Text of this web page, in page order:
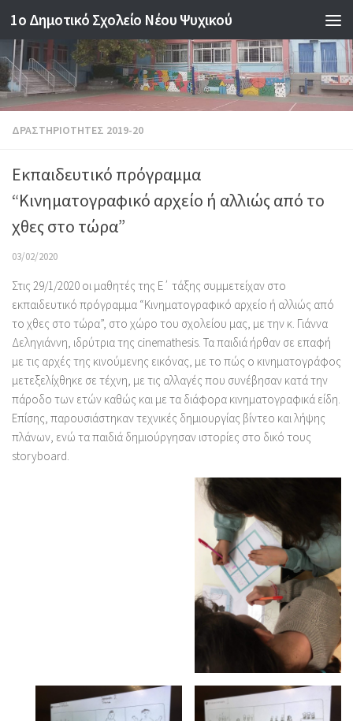
Skip to content
1o Δημοτικό Σχολείο Νέου Ψυχικού
ΔΡΑΣΤΗΡΙΟΤΗΤΕΣ 2019-20
Εκπαιδευτικό πρόγραμμα
“Κινηματογραφικό αρχείο ή αλλιώς από το
χθες στο τώρα”
03/02/2020
Στις 29/1/2020 οι μαθητές της Ε΄ τάξης συμμετείχαν στο
εκπαιδευτικό πρόγραμμα “Κινηματογραφικό αρχείο ή αλλιώς από
το χθες στο τώρα”, στο χώρο του σχολείου μας, με την κ. Γιάννα
Δεληγιάννη, ιδρύτρια της cinemathesis. Τα παιδιά ήρθαν σε επαφή
με τις αρχές της κινούμενης εικόνας, με το πώς ο κινηματογράφος
μετεξελίχθηκε σε τέχνη, με τις αλλαγές που συνέβησαν κατά την
πάροδο των ετών καθώς και με τα διάφορα κινηματογραφικά είδη.
Επίσης, παρουσιάστηκαν τεχνικές δημιουργίας βίντεο και λήψης
πλάνων, ενώ τα παιδιά δημιούργησαν ιστορίες στο δικό τους
storyboard.